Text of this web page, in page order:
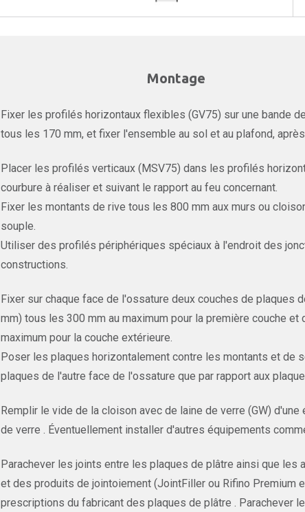
Montage
Fixer les profilés horizontaux flexibles (GV75) sur une bande
tous les 170 mm, et fixer l'ensemble au sol et au plafond,
Placer les profilés verticaux (MSV75) dans les profilés
courbure à réaliser et suivant le rapport au feu concernant.
Fixer les montants de rive tous les 800 mm aux murs ou
souple.
Utiliser des profilés périphériques spéciaux à l'endroit des
constructions.
Fixer sur chaque face de l'ossature deux couches de plaques
mm) tous les 300 mm au maximum pour la première couche
maximum pour la couche extérieure.
Poser les plaques horizontalement contre les montants et de
plaques de l'autre face de l'ossature que par rapport aux
Remplir le vide de la cloison avec de laine de verre (GW)
de verre . Éventuellement installer d'autres équipements
Parachever les joints entre les plaques de plâtre ainsi que les
et des produits de jointoiement (JointFiller ou Rifino Premium
prescriptions du fabricant des plaques de plâtre . Parachever